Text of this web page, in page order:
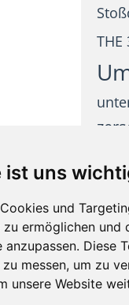
ist uns
und
ermöglichen und
anzupassen. Diese
messen, um zu
unsere Website
THE